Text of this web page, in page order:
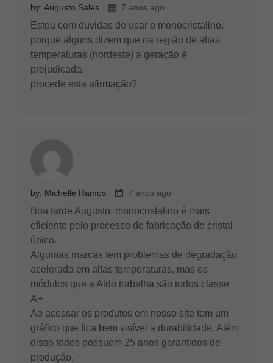
by: Augusto Sales 7 anos ago
Estou com duvidas de usar o monocristalino,
porque alguns dizem que na região de altas
temperaturas (nordeste) a geração é
prejudicada.
procede esta afirmação?
by: Michelle Ramos 7 anos ago
Boa tarde Augusto, monocristalino é mais
eficiente pelo processo de fabricação de cristal
único.
Algumas marcas tem problemas de degradação
acelerada em altas temperaturas, mas os
módulos que a Aldo trabalha são todos classe
A+
Ao acessar os produtos em nosso site tem um
gráfico que fica bem visível a durabilidade. Além
disso todos possuem 25 anos garantidos de
produção.